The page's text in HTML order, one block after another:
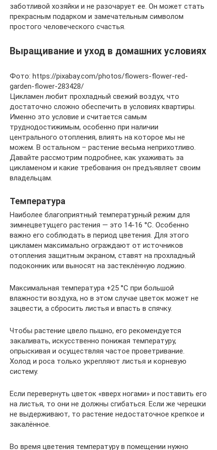
заботливой хозяйки и не разочарует ее. Он может стать
прекрасным подарком и замечательным символом
простого человеческого счастья.
Выращивание и уход в домашних условиях
Фото: https://pixabay.com/photos/flowers-flower-red-
garden-flower-283428/
Цикламен любит прохладный свежий воздух, что
достаточно сложно обеспечить в условиях квартиры.
Именно это условие и считается самым
труднодостижимым, особенно при наличии
центрального отопления, влиять на которое мы не
можем. В остальном – растение весьма неприхотливо.
Давайте рассмотрим подробнее, как ухаживать за
цикламеном и какие требования он предъявляет своим
владельцам.
Температура
Наиболее благоприятный температурный режим для
зимнецветущего растения — это 14-16 °С. Особенно
важно его соблюдать в период цветения. Для этого
цикламен максимально ограждают от источников
отопления защитным экраном, ставят на прохладный
подоконник или выносят на застеклённую лоджию.
Максимальная температура +25 °С при большой
влажности воздуха, но в этом случае цветок может не
зацвести, а сбросить листья и впасть в спячку.
Чтобы растение цвело пышно, его рекомендуется
закаливать, искусственно понижая температуру,
опрыскивая и осуществляя частое проветривание.
Холод и роса только укрепляют листья и корневую
систему.
Если перевернуть цветок «вверх ногами» и поставить его
на листья, то они не должны сгибаться. Если же черешки
не выдерживают, то растение недостаточное крепкое и
закалённое.
Во время цветения температуру в помещении нужно